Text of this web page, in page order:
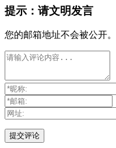
提示：请文明发言
您的邮箱地址不会被公开。